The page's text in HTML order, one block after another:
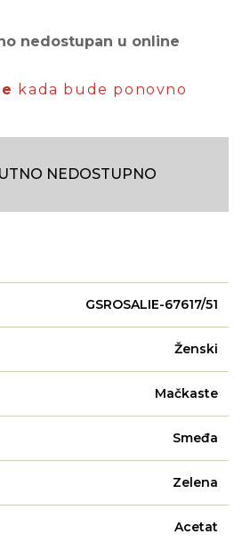
nedostupan u online
kada bude ponovno
NEDOSTUPNO
GSROSALIE-67617/51
Ženski
Mačkaste
Smeđa
Zelena
Acetat